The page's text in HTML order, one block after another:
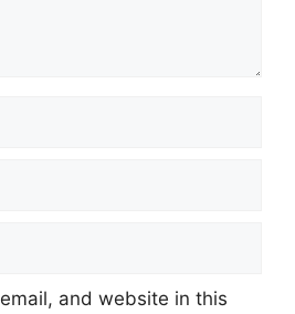
and website in this